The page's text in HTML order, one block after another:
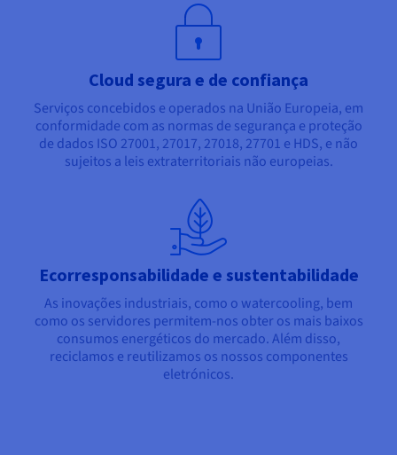
Cloud segura e de confiança
Serviços concebidos e operados na União Europeia, em
conformidade com as normas de segurança e proteção
de dados ISO 27001, 27017, 27018, 27701 e HDS, e não
sujeitos a leis extraterritoriais não europeias.
Ecorresponsabilidade e sustentabilidade
As inovações industriais, como o watercooling, bem
como os servidores permitem-nos obter os mais baixos
consumos energéticos do mercado. Além disso,
reciclamos e reutilizamos os nossos componentes
eletrónicos.